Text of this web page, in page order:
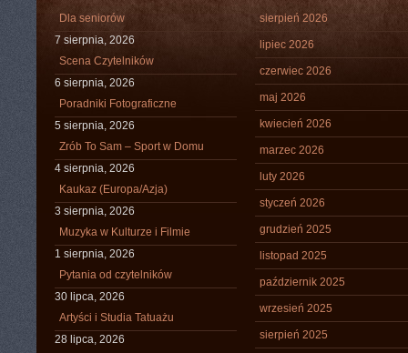
Dla seniorów
7 sierpnia, 2026
Scena Czytelników
6 sierpnia, 2026
Poradniki Fotograficzne
5 sierpnia, 2026
Zrób To Sam – Sport w Domu
4 sierpnia, 2026
Kaukaz (Europa/Azja)
3 sierpnia, 2026
Muzyka w Kulturze i Filmie
1 sierpnia, 2026
Pytania od czytelników
30 lipca, 2026
Artyści i Studia Tatuażu
28 lipca, 2026
sierpień 2026
lipiec 2026
czerwiec 2026
maj 2026
kwiecień 2026
marzec 2026
luty 2026
styczeń 2026
grudzień 2025
listopad 2025
październik 2025
wrzesień 2025
sierpień 2025